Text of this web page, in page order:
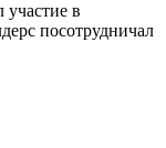
в
посотрудничал